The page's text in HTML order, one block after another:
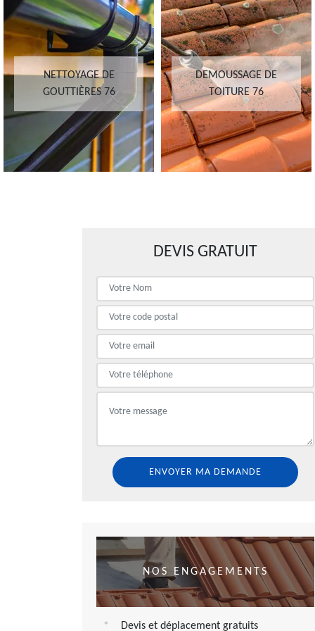
NETTOYAGE DE
GOUTTIÈRES 76
DEMOUSSAGE DE
TOITURE 76
DEVIS GRATUIT
NOS ENGAGEMENTS
Devis et déplacement gratuits